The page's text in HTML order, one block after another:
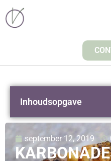
september 12, 2019
Inhoudsopgave